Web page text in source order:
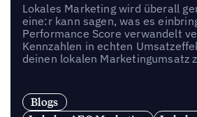
Lokales Marketing wird überall
eine:r kann sagen, was es
Performance Score verwandelt
Kennzahlen in echten
deinen lokalen Marketingumsatz
Blogs